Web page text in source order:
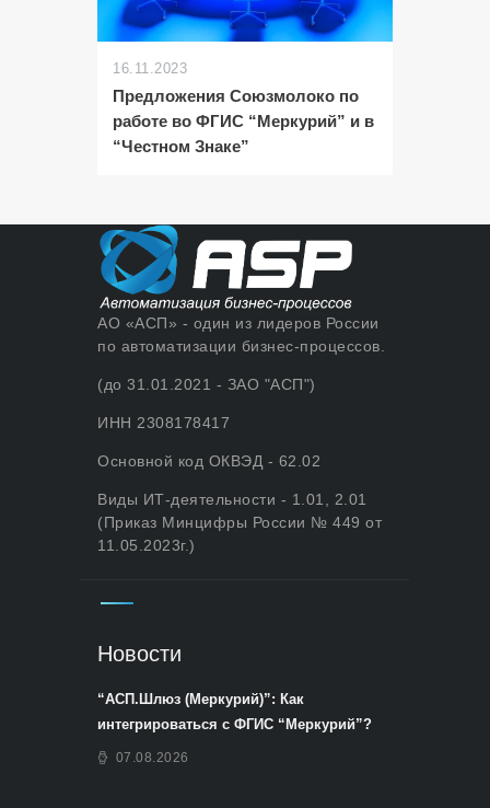
16.11.2023
Предложения Союзмолоко по
работе во ФГИС “Меркурий” и в
“Честном Знаке”
АО «АСП» - один из лидеров России
по автоматизации бизнес-процессов.
(до 31.01.2021 - ЗАО "АСП")
ИНН 2308178417
Основной код ОКВЭД - 62.02
Виды ИТ-деятельности - 1.01, 2.01
(Приказ Минцифры России № 449 от
11.05.2023г.)
Новости
“АСП.Шлюз (Меркурий)”: Как
интегрироваться с ФГИС “Меркурий”?
07.08.2026